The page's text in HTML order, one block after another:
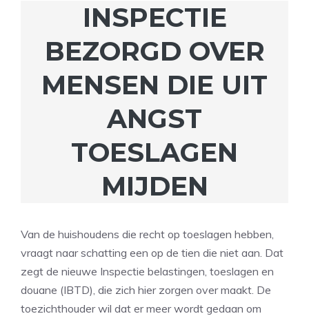
INSPECTIE
BEZORGD OVER
MENSEN DIE UIT
ANGST
TOESLAGEN
MIJDEN
Van de huishoudens die recht op toeslagen hebben,
vraagt naar schatting een op de tien die niet aan. Dat
zegt de nieuwe Inspectie belastingen, toeslagen en
douane (IBTD), die zich hier zorgen over maakt. De
toezichthouder wil dat er meer wordt gedaan om